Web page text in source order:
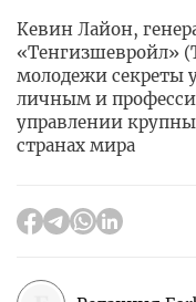
Кевин Лайон,
«Тенгизшевройл»
молодежи секреты
личным и
управлении
странах мира